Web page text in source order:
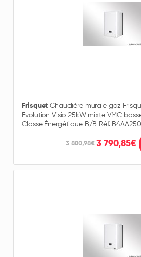
Frisquet Chaudière murale gaz
Evolution Visio 25kW mixte VMC
Classe Énergétique B/B Réf.
3 880,98€ 3 790,85€